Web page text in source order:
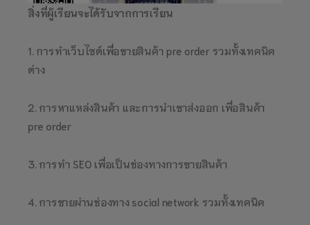
สิ่งที่ผู้เรียนจะได้รับจากการเรียน
1. การทำเว็บไซต์เพื่อขายสินค้า pre order รวมทั้งเทคนิค
ต่าง
2. การหาแหล่งสินค้า และการนำเขาส่งออก เพื่อสินค้า
pre order
3. การทำ SEO เพื่อเป็นช่องทางการขายสินค้า
4. การขายผ่านช่องทาง social network รวมทั้งเทคนิค